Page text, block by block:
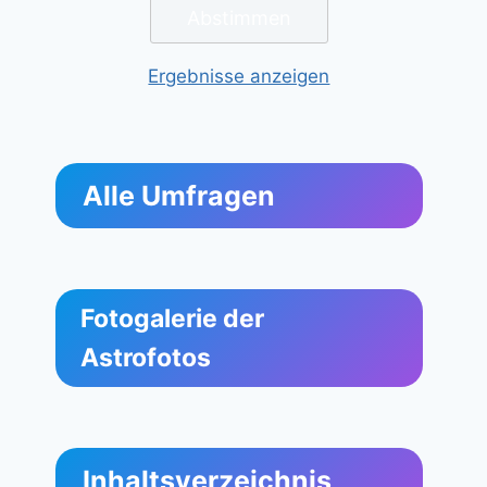
Ergebnisse anzeigen
Alle Umfragen
Fotogalerie der
Astrofotos
Inhaltsverzeichnis